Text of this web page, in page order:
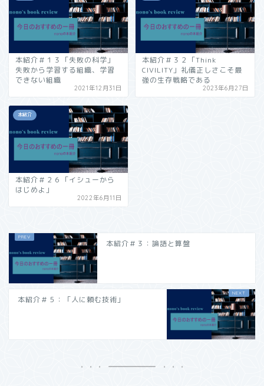
本紹介＃１３「失敗の科学」
失敗から学習する組織、学習
できない組織
2021年12月31日
本紹介＃３２「Think
CIVILITY」礼儀正しさこそ最
強の生存戦略である
2023年6月27日
本紹介
本紹介＃２６「イシューから
はじめよ」
2022年6月11日
本紹介＃３：論語と算盤
本紹介＃５：「人に頼む技術」